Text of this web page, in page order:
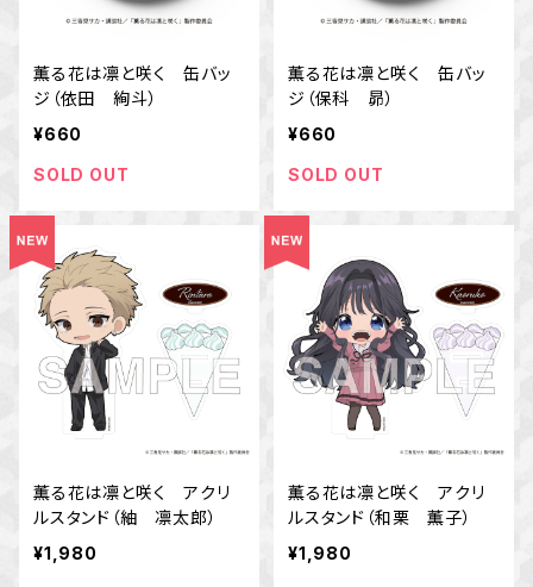
薫る花は凛と咲く 缶バッ
ジ（依田 絢斗）
¥660
SOLD OUT
薫る花は凛と咲く 缶バッ
ジ（保科 昴）
¥660
SOLD OUT
薫る花は凛と咲く アクリ
ルスタンド（紬 凛太郎）
¥1,980
薫る花は凛と咲く アクリ
ルスタンド（和栗 薫子）
¥1,980